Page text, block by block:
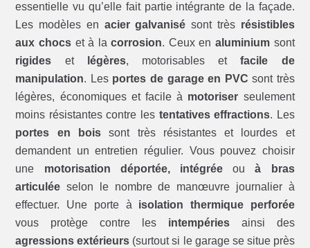
essentielle vu qu’elle fait partie intégrante de la façade.
Les modèles en acier galvanisé sont très résistibles
aux chocset à lacorrosion. Ceux enaluminium sont
rigides et légères, motorisables etfacile de
manipulation. Les portes de garage en PVC sont très
légères, économiques et facile à motoriser seulement
moins résistantes contre les tentatives effractions. Les
portes en boissont très résistantes et lourdes et
demandent un entretien régulier. Vous pouvez choisir
une motorisation déportée, intégrée ouà bras
articulée selon le nombre de manœuvre journalier à
effectuer. Une porte à isolation thermique perforée
vous protège contre les intempériesainsi des
agressions extérieurs (surtout si le garage se situe près